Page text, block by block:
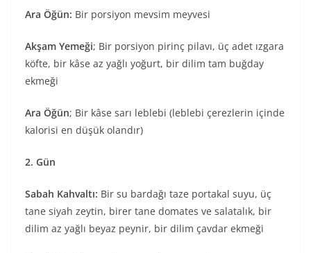
Ara Öğün: Bir porsiyon mevsim meyvesi
Akşam Yemeği; Bir porsiyon pirinç pilavı, üç adet ızgara
köfte, bir kâse az yağlı yoğurt, bir dilim tam buğday
ekmeği
Ara Öğün; Bir kâse sarı leblebi (leblebi çerezlerin içinde
kalorisi en düşük olandır)
2. Gün
Sabah Kahvaltı: Bir su bardağı taze portakal suyu, üç
tane siyah zeytin, birer tane domates ve salatalık, bir
dilim az yağlı beyaz peynir, bir dilim çavdar ekmeği